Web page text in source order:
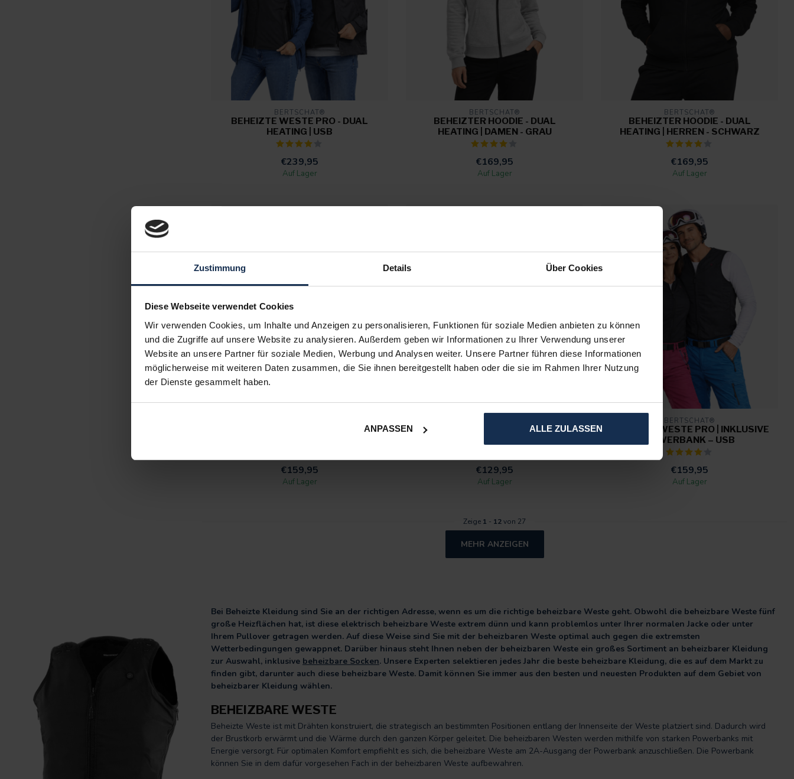
Zustimmung Details Über Cookies
Diese Webseite verwendet Cookies
Wir verwenden Cookies, um Inhalte und Anzeigen zu personalisieren, Funktionen für soziale Medien anbieten zu können
und die Zugriffe auf unsere Website zu analysieren. Außerdem geben wir Informationen zu Ihrer Verwendung unserer
Website an unsere Partner für soziale Medien, Werbung und Analysen weiter. Unsere Partner führen diese Informationen
möglicherweise mit weiteren Daten zusammen, die Sie ihnen bereitgestellt haben oder die sie im Rahmen Ihrer Nutzung
der Dienste gesammelt haben.
ANPASSEN ALLE ZULASSEN
BERTSCHAT®
BEHEIZTE WESTE PRO - DUAL
HEATING | USB
€239,95
Auf Lager
BERTSCHAT®
BEHEIZTER HOODIE - DUAL
HEATING | DAMEN - GRAU
€169,95
Auf Lager
BERTSCHAT®
BEHEIZTER HOODIE - DUAL
HEATING | HERREN - SCHWARZ
€169,95
Auf Lager
BEHEIZTER HOODIE PRO | HERREN
€159,95
Auf Lager
BEHEIZTER HOODIE PRO | DAMEN -
€129,95
Auf Lager
BERTSCHAT®
BEHEIZTE WESTE PRO | INKLUSIVE
POWERBANK – USB
€159,95
Auf Lager
Zeige 1 - 12von 27
MEHR ANZEIGEN
Bei Beheizte Kleidung sind Sie an der richtigen Adresse, wenn es um die richtige beheizbare Weste geht. Obwohl die beheizbare Weste fünf
große Heizflächen hat, ist diese elektrisch beheizbare Weste extrem dünn und kann problemlos unter Ihrer normalen Jacke oder unter
Ihrem Pullover getragen werden. Auf diese Weise sind Sie mit der beheizbaren Weste optimal auch gegen die extremsten
Wetterbedingungen gewappnet. Darüber hinaus steht Ihnen neben der beheizbaren Weste ein großes Sortiment an beheizbarer Kleidung
zur Auswahl, inklusive beheizbare Socken. Unsere Experten selektieren jedes Jahr die beste beheizbare Kleidung, die es auf dem Markt zu
finden gibt, darunter auch diese beheizbare Weste. Damit können Sie immer aus den besten und neuesten Produkten auf dem Gebiet von
beheizbarer Kleidung wählen.
BEHEIZBARE WESTE
Beheizte Weste ist mit Drähten konstruiert, die strategisch an bestimmten Positionen entlang der Innenseite der Weste platziert sind. Dadurch wird
der Brustkorb erwärmt und die Wärme durch den ganzen Körper geleitet. Die beheizbaren Westen werden mithilfe von starken Powerbanks mit
Energie versorgt. Für optimalen Komfort empfiehlt es sich, die beheizbare Weste am 2A-Ausgang der Powerbank anzuschließen. Die Powerbank
können Sie in dem dafür vorgesehen Fach in der beheizbaren Weste aufbewahren.